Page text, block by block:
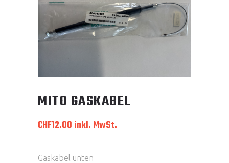
MITO GASKABEL
CHF12.00 inkl. MwSt.
Gaskabel unten